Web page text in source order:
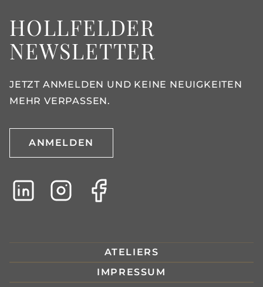
HOLLFELDER
NEWSLETTER
JETZT ANMELDEN UND KEINE NEUIGKEITEN
MEHR VERPASSEN.
ANMELDEN
ATELIERS
IMPRESSUM